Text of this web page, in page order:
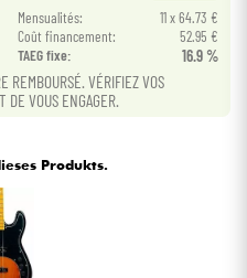
Mensualités:
11 x 64.73 €
Coût financement:
52.95 €
TAEG fixe: 16.9 %
REMBOURSÉ. VÉRIFIEZ VOS
DE VOUS ENGAGER.
Produkts.